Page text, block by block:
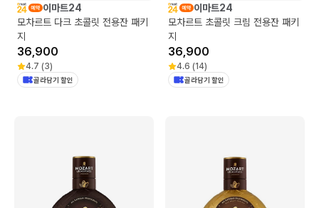
이마트24
모차르트 다크 초콜릿 전용잔 패키
지
36,900
4.7 (3)
골라담기 할인
이마트24
모차르트 초콜릿 크림 전용잔 패키
지
36,900
4.6 (14)
골라담기 할인